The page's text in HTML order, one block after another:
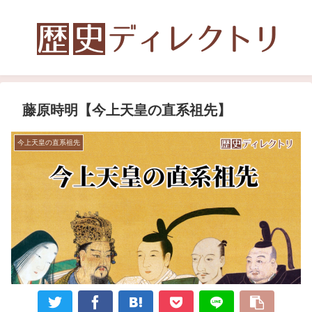
藤原時明【今上天皇の直系祖先】
今上天皇の直系祖先